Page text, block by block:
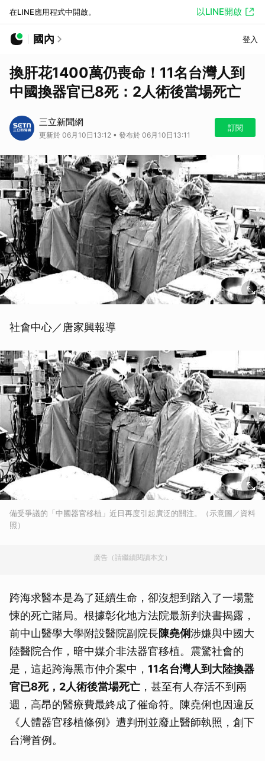
在LINE應用程式中開啟。 以LINE開啟
國內 登入
換肝花1400萬仍喪命！11名台灣人到
中國換器官已8死：2人術後當場死亡
三立新聞網
更新於 06月10日13:12 • 發布於 06月10日13:11
訂閱
社會中心／唐家興報導
備受爭議的「中國器官移植」近日再度引起廣泛的關注。（示意圖／資料
照）
廣告（請繼續閱讀本文）
跨海求醫本是為了延續生命，卻沒想到踏入了一場驚
悚的死亡賭局。根據彰化地方法院最新判決書揭露，
前中山醫學大學附設醫院副院長陳堯俐涉嫌與中國大
陸醫院合作，暗中媒介非法器官移植。震驚社會的
是，這起跨海黑市仲介案中， 11名台灣人到大陸換器
官已8死，2人術後當場死亡 ，甚至有人存活不到兩
週，高昂的醫療費最終成了催命符。陳堯俐也因違反
《人體器官移植條例》遭判刑並廢止醫師執照，創下
台灣首例。